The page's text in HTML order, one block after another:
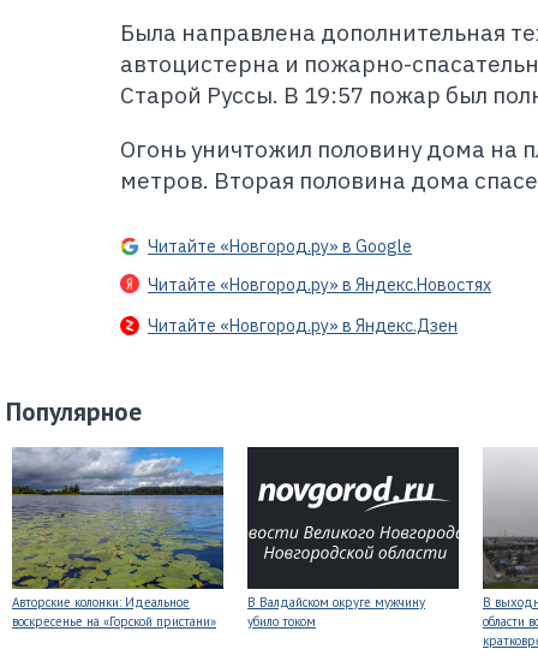
Была направлена дополнительная
автоцистерна и пожарно-
Старой Руссы. В 19:57 пожар был
Огонь уничтожил половину дома на
метров. Вторая половина дома
Читайте «Новгород.ру» в Google
Читайте «Новгород.ру» в Яндекс.Новостях
Читайте «Новгород.ру» в Яндекс.Дзен
Популярное
Авторские колонки: Идеальное
воскресенье на «Горской пристани»
В Валдайском округе мужчину
убило током
В
области